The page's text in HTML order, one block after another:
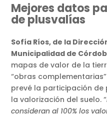
Mejores datos
de plusvalías
Sofía Ríos, de la
Municipalidad de
mapas de valor de la
“obras
prevé la participación de
la valorización del suelo. “
consideran al 100% los